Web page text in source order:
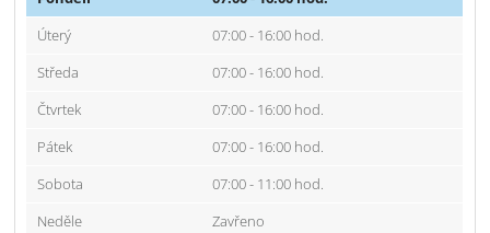
Úterý
07:00 - 16:00 hod.
Středa
07:00 - 16:00 hod.
Čtvrtek
07:00 - 16:00 hod.
Pátek
07:00 - 16:00 hod.
Sobota
07:00 - 11:00 hod.
Neděle
Zavřeno